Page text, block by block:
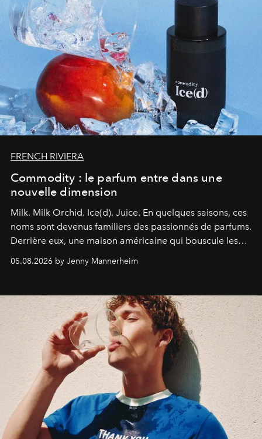
FRENCH RIVIERA
Commodity : le parfum entre dans une
nouvelle dimension
Milk. Milk Orchid. Ice(d). Juice. En quelques saisons, ces
noms sont devenus familiers des passionnés de parfums.
Derrière eux, une maison américaine qui bouscule les
codes de la parfumerie contemporaine en proposant
une approche aussi intuitive que personnelle :
05.08.2026 by Jenny Mannerheim